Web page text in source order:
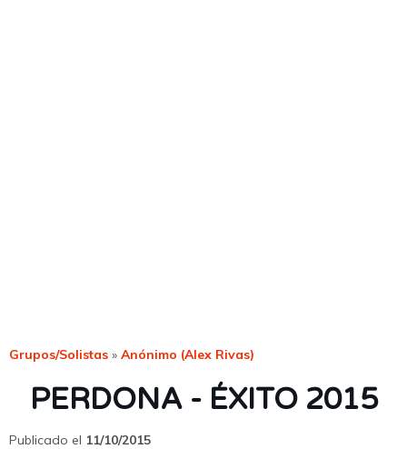
Grupos/Solistas » Anónimo (alex Rivas)
PERDONA - ÉXITO 2015
Publicado el 11/10/2015